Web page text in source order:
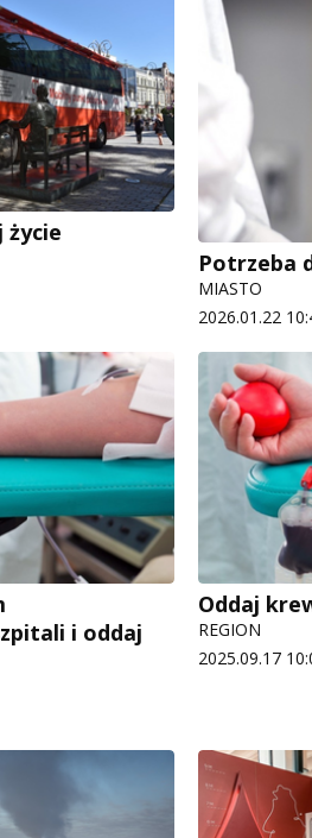
życie
Potrzeba
MIASTO
2026.01.22
i oddaj
Oddaj
REGION
2025.09.17